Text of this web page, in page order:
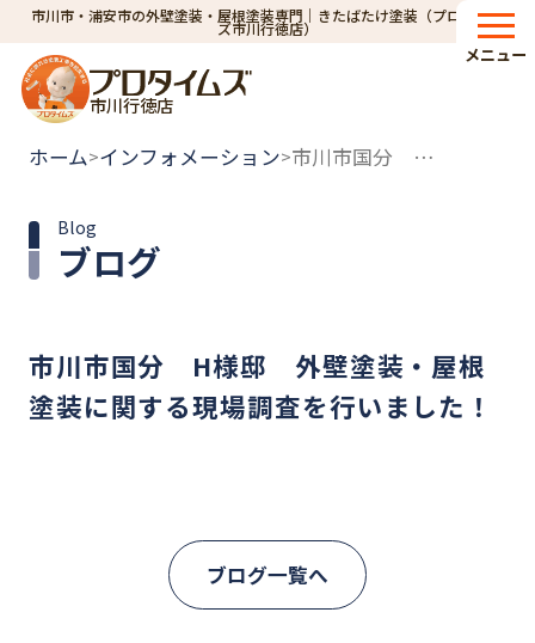
市川市・浦安市の外壁塗装・屋根塗装専門｜きたばたけ塗装（プロタイム
ズ市川行徳店）
市川行徳店
メニュー
ホーム>インフォメーション> 市川市国分 H様邸 外壁塗装・屋根塗装に関する現場調査を行いました！
ブログ
Blog
市川市国分 H様邸 外壁塗装・屋根
塗装に関する現場調査を行いました！
ブログ一覧へ